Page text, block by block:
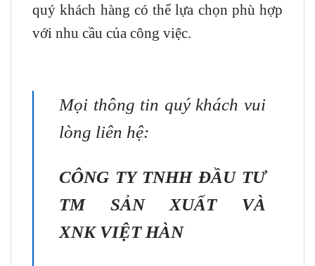
quý khách hàng có thể lựa chọn phù hợp
với nhu cầu của công việc.
Mọi thông tin quý khách vui
lòng liên hệ:
CÔNG TY TNHH ĐẦU TƯ
TM SẢN XUẤT VÀ
XNK VIỆT HÀN